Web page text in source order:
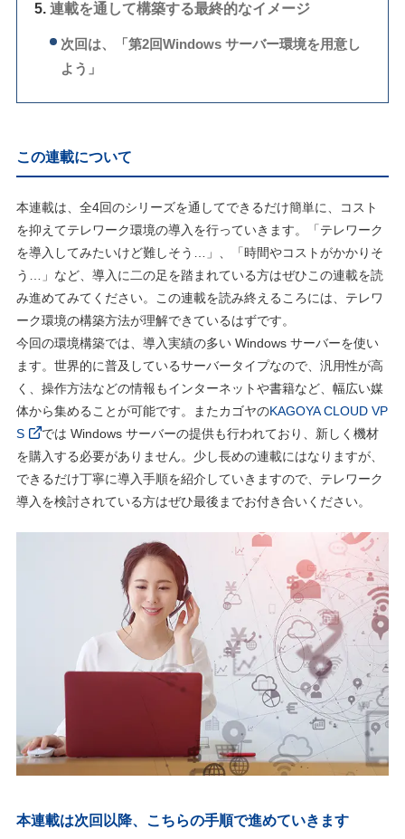
連載を通して構築する最終的なイメージ
次回は、「第2回Windows サーバー環境を用意し
よう」
この連載について
本連載は、全4回のシリーズを通してできるだけ簡単に、コスト
を抑えてテレワーク環境の導入を行っていきます。「テレワーク
を導入してみたいけど難しそう…」、「時間やコストがかかりそ
う…」など、導入に二の足を踏まれている方はぜひこの連載を読
み進めてみてください。この連載を読み終えるころには、テレワ
ーク環境の構築方法が理解できているはずです。
今回の環境構築では、導入実績の多い Windows サーバーを使い
ます。世界的に普及しているサーバータイプなので、汎用性が高
く、操作方法などの情報もインターネットや書籍など、幅広い媒
体から集めることが可能です。またカゴヤのKAGOYA CLOUD VP
S
では Windows サーバーの提供も行われており、新しく機材
を購入する必要がありません。少し長めの連載にはなりますが、
できるだけ丁寧に導入手順を紹介していきますので、テレワーク
導入を検討されている方はぜひ最後までお付き合いください。
本連載は次回以降、こちらの手順で進めていきます